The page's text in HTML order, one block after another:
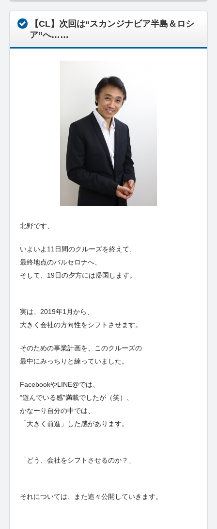
【CL】次回は“スカンジナビア半島＆ロシ
ア”へ……
北野です、
いよいよ11日間のクルーズを終えて、
最終地点のバルセロナへ、
そして、19日の夕方には帰国します。
実は、2019年1月から、
大きく会社の方向性をシフトさせます。
そのための事業計画を、このクルーズの
最中にみっちりと練っていました。
FacebookやLINE@では、
“遊んでいる感”満載でしたが（笑）、
かなーり自分の中では、
「大きく前進」した感があります。
「どう、会社をシフトさせるのか？」
それについては、また追々公開していきます。